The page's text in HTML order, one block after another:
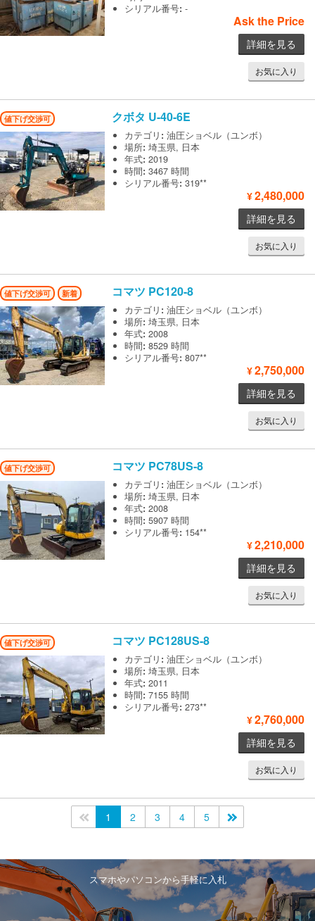
シリアル番号:-
Ask the Price
詳細を見る
お気に入り
値下げ交渉可 クボタ U-40-6E
カテゴリ :油圧ショベル（ユンボ）
場所:埼玉県, 日本
年式:2019
時間:3467 時間
シリアル番号:319**
¥2,480,000
詳細を見る
お気に入り
値下げ交渉可 新着 コマツ PC120-8
カテゴリ :油圧ショベル（ユンボ）
場所:埼玉県, 日本
年式:2008
時間:8529 時間
シリアル番号:807**
¥2,750,000
詳細を見る
お気に入り
値下げ交渉可 コマツ PC78US-8
カテゴリ :油圧ショベル（ユンボ）
場所:埼玉県, 日本
年式:2008
時間:5907 時間
シリアル番号: 154**
¥2,210,000
詳細を見る
お気に入り
値下げ交渉可 コマツ PC128US-8
カテゴリ :油圧ショベル（ユンボ）
場所:埼玉県, 日本
年式:2011
時間:7155 時間
シリアル番号:273**
¥2,760,000
詳細を見る
お気に入り
<<1 2 3 4 5
スマホやパソコンから手軽に入札